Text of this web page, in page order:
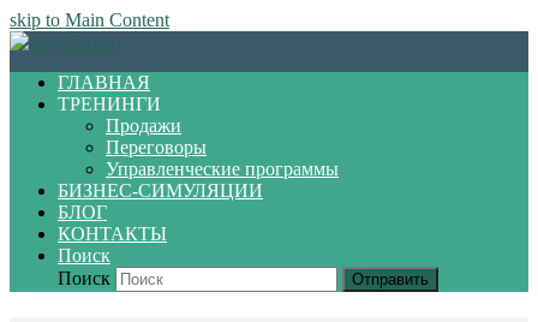
skip to Main Content
ГЛАВНАЯ
ТРЕНИНГИ
Продажи
Переговоры
Управленческие программы
БИЗНЕС-СИМУЛЯЦИИ
БЛОГ
КОНТАКТЫ
Поиск
Поиск
Отправить